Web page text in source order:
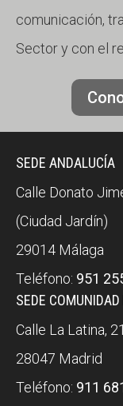
comunicación,
Sector y con el
SEDE ANDALUCÍA
Calle Donato
(Ciudad Jardín)
29014 Málaga
Teléfono: 951
SEDE
Calle La Latina,
28047 Madrid
Teléfono: 911